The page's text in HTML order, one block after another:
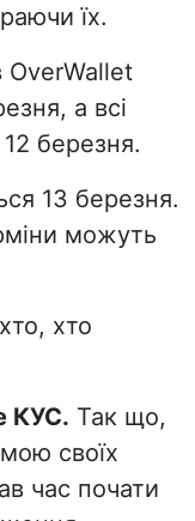
їх.
OverWallet
а всі
березня.
13 березня.
можуть
хто
КУС. Так що,
своїх
час почати